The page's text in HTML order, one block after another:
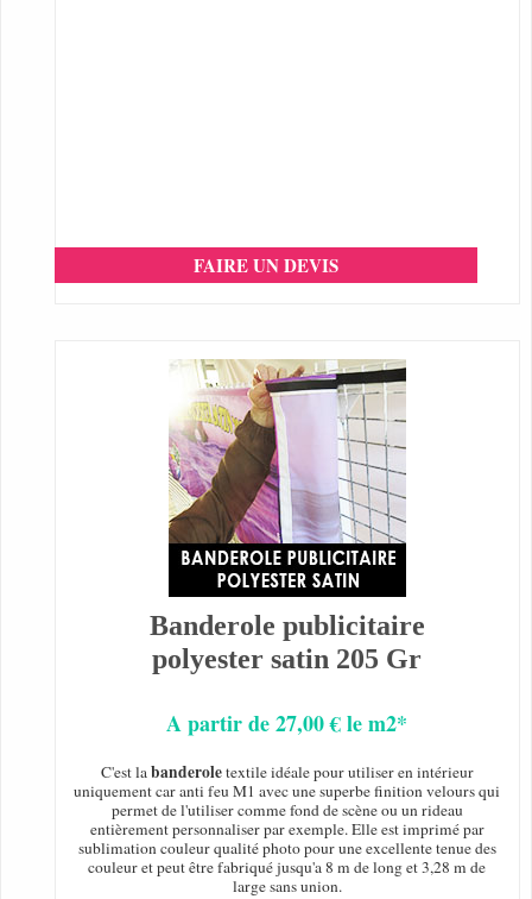
FAIRE UN DEVIS
Banderole publicitaire
polyester satin 205 Gr
A partir de 27,00 € le m2*
C'est labanderoletextile idéale pour utiliser en intérieur
uniquement car anti feu M1 avec une superbe finition velours qui
permet de l'utiliser comme fond de scène ou un rideau
entièrement personnaliser par exemple. Elle est imprimé par
sublimation couleur qualité photo pour une excellente tenue des
couleur et peut être fabriqué jusqu'a 8 m de long et 3,28 m de
large sans union.